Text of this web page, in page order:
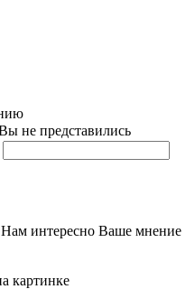
не представились
Нам интересно Ваше мнение
картинке